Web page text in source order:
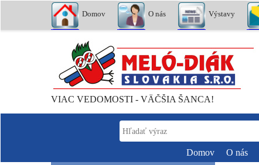
Domov O nás Výstavy
VIAC VEDOMOSTI - VÄČŠIA ŠANCA!
Domov O nás